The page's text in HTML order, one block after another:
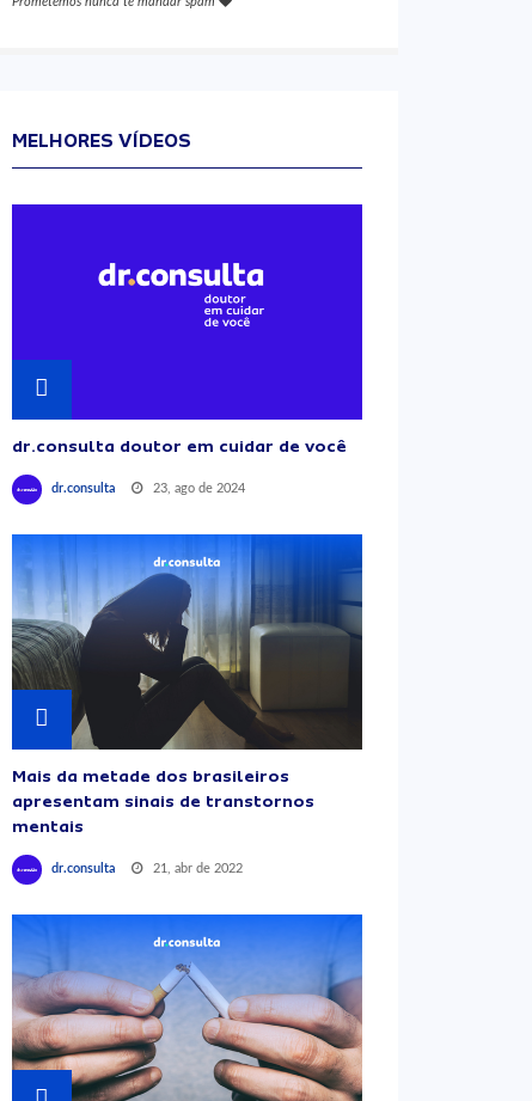
MELHORES VÍDEOS
dr.consulta doutor em cuidar de você
dr.consulta 23, ago de 2024
Mais da metade dos brasileiros
apresentam sinais de transtornos
mentais
dr.consulta 21, abr de 2022